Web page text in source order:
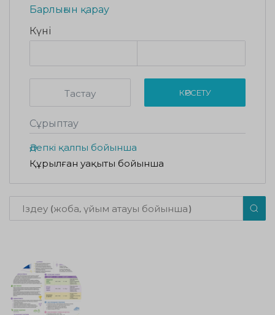
Барлығын қарау
Күні
Тастау КӨРСЕТУ
Сұрыптау
Әдепкі қалпы бойынша
Құрылған уақыты бойынша